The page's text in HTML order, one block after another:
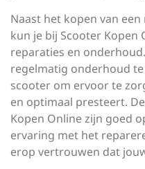
Naast het kopen van
kun je bij Scooter
reparaties en
regelmatig onderhoud
scooter om ervoor te
en optimaal presteert.
Kopen Online zijn goed
ervaring met het
erop vertrouwen dat